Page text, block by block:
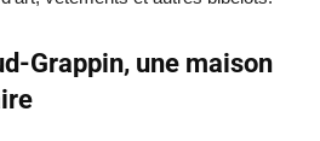
Grappin, une maison